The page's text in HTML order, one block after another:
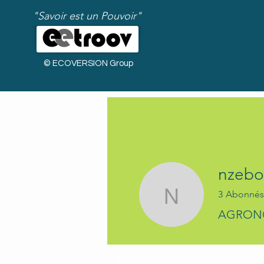
"Savoir est un Pouvoir"
© ECOVERSION Group
3 Abonnés